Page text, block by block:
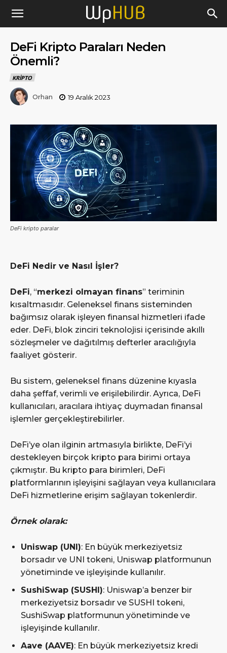
DeFi Kripto Paraları Neden
Önemli?
KRIPTO
Orhan 19 Aralık 2023
DeFi kripto paralar
DeFi Nedir ve Nasıl İşler?
DeFi, “merkezi olmayan finans” teriminin
kısaltmasıdır. Geleneksel finans sisteminden
bağımsız olarak işleyen finansal hizmetleri ifade
eder. DeFi, blok zinciri teknolojisi içerisinde akıllı
sözleşmeler ve dağıtılmış defterler aracılığıyla
faaliyet gösterir.
Bu sistem, geleneksel finans düzenine kıyasla
daha şeffaf, verimli ve erişilebilirdir. Ayrıca, DeFi
kullanıcıları, aracılara ihtiyaç duymadan finansal
işlemler gerçekleştirebilirler.
DeFi’ye olan ilginin artmasıyla birlikte, DeFi’yi
destekleyen birçok kripto para birimi ortaya
çıkmıştır. Bu kripto para birimleri, DeFi
platformlarının işleyişini sağlayan veya kullanıcılara
DeFi hizmetlerine erişim sağlayan tokenlerdir.
Örnek olarak:
Uniswap (UNI): En büyük merkeziyetsiz
borsadır ve UNI tokeni, Uniswap platformunun
yönetiminde ve işleyişinde kullanılır.
SushiSwap (SUSHI): Uniswap’a benzer bir
merkeziyetsiz borsadır ve SUSHI tokeni,
SushiSwap platformunun yönetiminde ve
işleyişinde kullanılır.
Aave (AAVE): En büyük merkeziyetsiz kredi